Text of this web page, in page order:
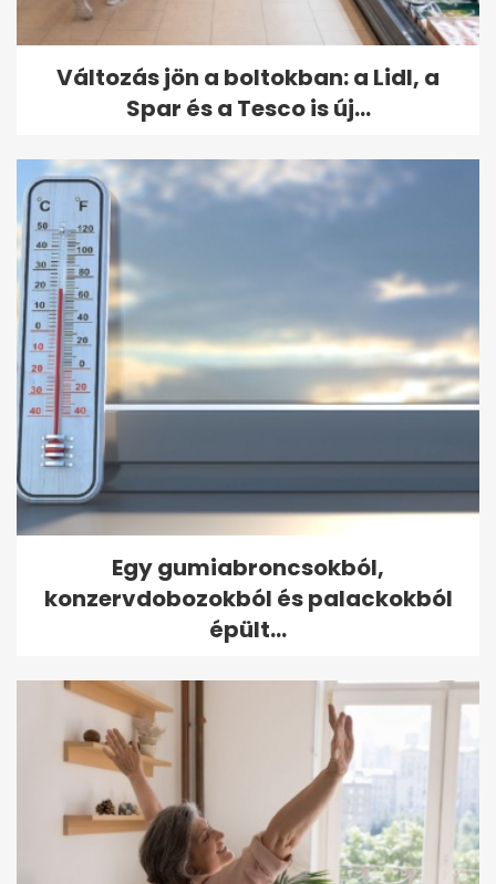
Változás jön a boltokban: a Lidl, a
Spar és a Tesco is új...
Egy gumiabroncsokból,
konzervdobozokból és palackokból
épült...